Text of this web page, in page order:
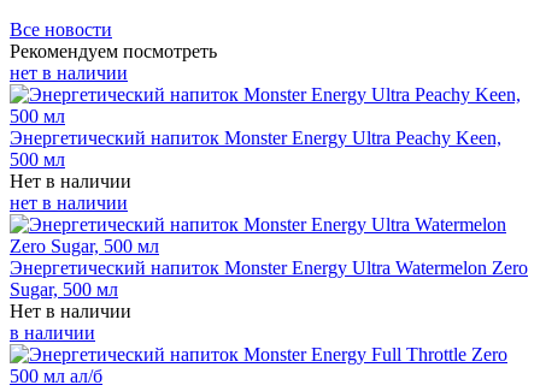
Все новости
Рекомендуем посмотреть
нет в наличии
Энергетический напиток Monster Energy Ultra Peachy Keen,
500 мл
Нет в наличии
нет в наличии
Энергетический напиток Monster Energy Ultra Watermelon Zero
Sugar, 500 мл
Нет в наличии
в наличии